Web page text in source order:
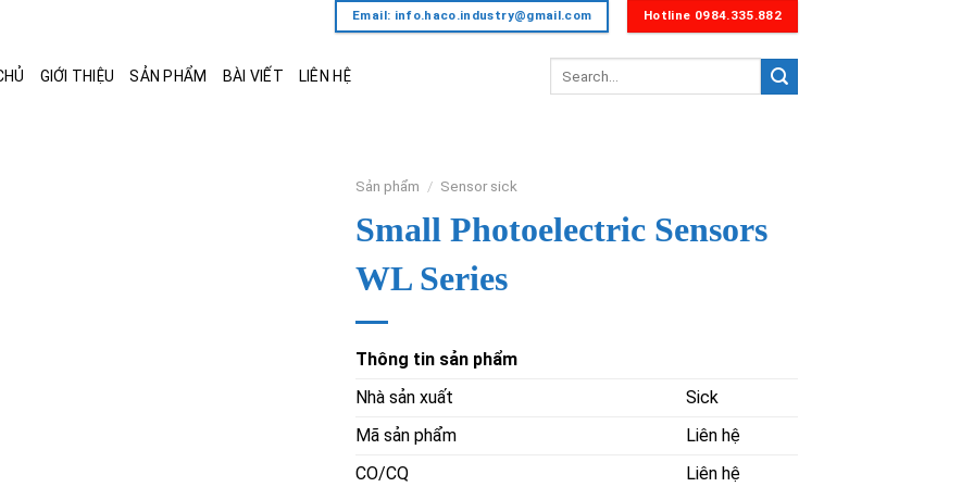
Email: info.haco.industry@gmail.com Hotline 0984.335.882
GIỚI THIỆU SẢN PHẨM BÀI VIẾT LIÊN HỆ
Sản phẩm / Sensor sick
Small Photoelectric Sensors
WL Series
Thông tin sản phẩm
Nhà sản xuất
Sick
Mã sản phẩm
Liên hệ
CO/CQ
Liên hệ